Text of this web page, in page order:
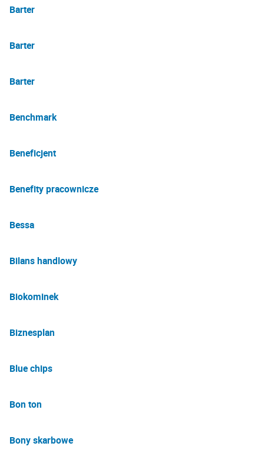
Barter
Barter
Barter
Benchmark
Beneficjent
Benefity pracownicze
Bessa
Bilans handlowy
Biokominek
Biznesplan
Blue chips
Bon ton
Bony skarbowe